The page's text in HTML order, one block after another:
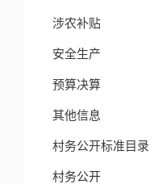
涉农补贴
安全生产
预算决算
其他信息
村务公开标准目录
村务公开